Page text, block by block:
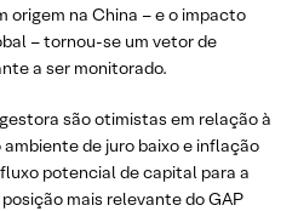
origem na China – e o impacto
– tornou-se um vetor de
a ser monitorado.
são otimistas em relação à
de juro baixo e inflação
potencial de capital para a
mais relevante do GAP